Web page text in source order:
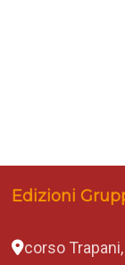
Edizioni
corso